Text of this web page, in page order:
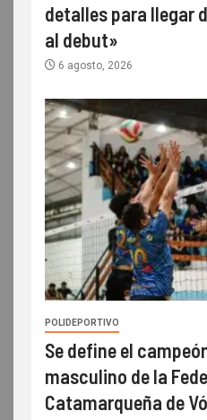
detalles para llegar
al debut»
6 agosto, 2026
POLIDEPORTIVO
Se define el
masculino de la
Catamarqueña de